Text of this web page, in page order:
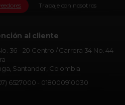
Trabaje con nosotros
al cliente
36 - 20 Centro / Carrera 34 No. 44-
Santander, Colombia
6527000 - 018000910030